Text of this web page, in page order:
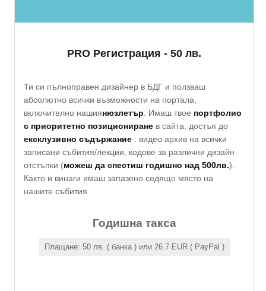
PRO Регистрация - 50 лв.
Ти си пълноправен дизайнер в БДГ и ползваш
абсолютно всички възможности на портала,
включително нашиянюзлетър . Имаш твое портфолио
с приоритетно позициониране в сайта, достъп до
ексклузивно съдържание : видео архив на всички
записани събития/лекции, кодове за различни дизайн
отстъпки (можеш да спестиш годишно над 500лв.).
Както и винаги имаш запазено седящо място на
нашите събития.
Годишна такса
Плащане: 50 лв. ( банка ) или 26.7 EUR ( PayPal )